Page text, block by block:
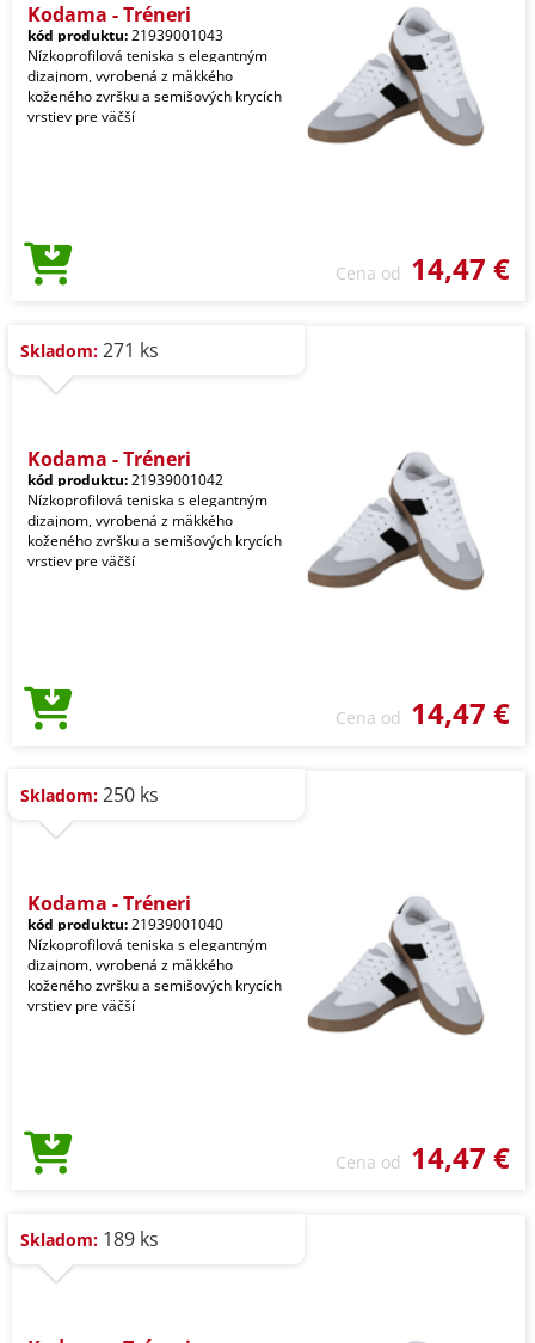
Kodama - Tréneri
kód produktu:21939001043
Nízkoprofilová teniska s elegantným
dizajnom, vyrobená z mäkkého
koženého zvršku a semišových krycích
vrstiev pre väčší
Cena od 14,47 €
Skladom: 271 ks
Kodama - Tréneri
kód produktu:21939001042
Nízkoprofilová teniska s elegantným
dizajnom, vyrobená z mäkkého
koženého zvršku a semišových krycích
vrstiev pre väčší
Cena od 14,47 €
Skladom: 250 ks
Kodama - Tréneri
kód produktu:21939001040
Nízkoprofilová teniska s elegantným
dizajnom, vyrobená z mäkkého
koženého zvršku a semišových krycích
vrstiev pre väčší
Cena od 14,47 €
Skladom: 189 ks